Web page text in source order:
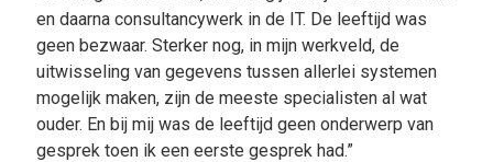
en daarna consultancywerk in de IT. De leeftijd was
geen bezwaar. Sterker nog, in mijn werkveld, de
uitwisseling van gegevens tussen allerlei systemen
mogelijk maken, zijn de meeste specialisten al wat
ouder. En bij mij was de leeftijd geen onderwerp van
gesprek toen ik een eerste gesprek had.”